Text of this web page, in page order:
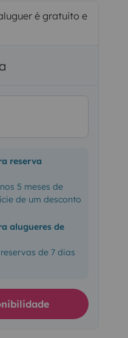
é gratuito e
reserva
5 meses de
de um desconto
alugueres de
de 7 dias